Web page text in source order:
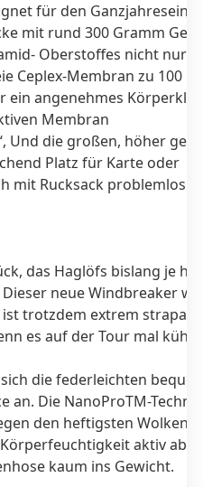
für den
mit rund 300 Gramm
Oberstoffes nicht nur
Ceplex-Membran zu 100
ein angenehmes
Membran
Und die großen, höher
Platz für Karte oder
mit Rucksack problemlos
das Haglöfs bislang je
neue Windbreaker
trotzdem extrem
es auf der Tour mal kühl
die federleichten
an. Die NanoProTM-
den heftigsten
aktiv ab.
kaum ins Gewicht.